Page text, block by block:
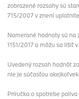
zobrazené rozsahy sú
715/2007 v znení
Namerané hodnoty sú na
1151/2017 a môžu sa líšiť
Uvedený rozsah hodnôt
nie je súčasťou
Príručka o spotrebe